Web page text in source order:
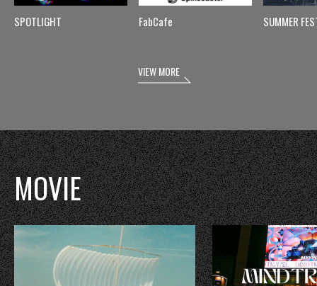
SPOTLIGHT FabCafe SUMMER
VIEW MORE
MOVIE